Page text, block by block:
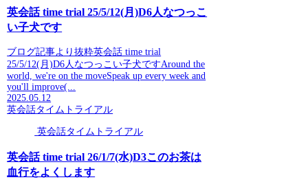
英会話 time trial 25/5/12(月)D6人なつっこ
い子犬です
ブログ記事より抜粋英会話 time trial
25/5/12(月)D6人なつっこい子犬ですAround the
world, we're on the moveSpeak up every week and
you'll improve(...
2025.05.12
英会話タイムトライアル
英会話タイムトライアル
英会話 time trial 26/1/7(水)D3このお茶は
血行をよくします